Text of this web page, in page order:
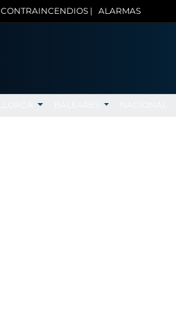
CONTRAINCENDIOS | ALARMAS